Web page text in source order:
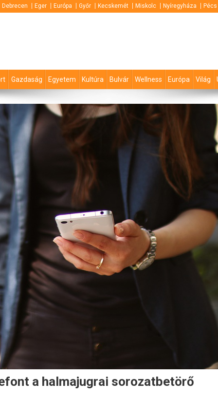
Debrecen Eger Európa Győr Kecskemét Miskolc Nyíregyháza Pécs
Gazdaság Egyetem Kultúra Bulvár Wellness Európa Világ
a halmajugrai sorozatbetörő